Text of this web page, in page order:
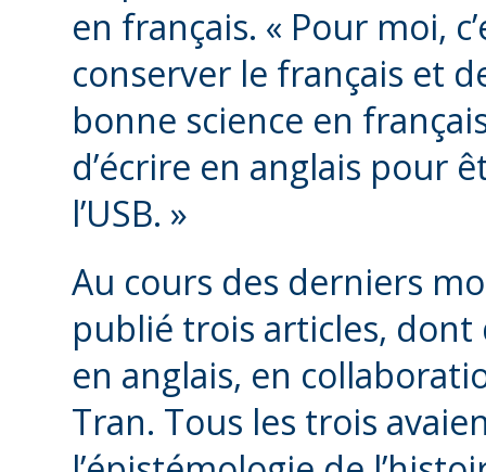
en français. « Pour moi,
conserver le français et
bonne science en
d’écrire en anglais pour
l’USB. »
Au cours des derniers
publié trois articles,
en anglais, en
Tran. Tous les trois